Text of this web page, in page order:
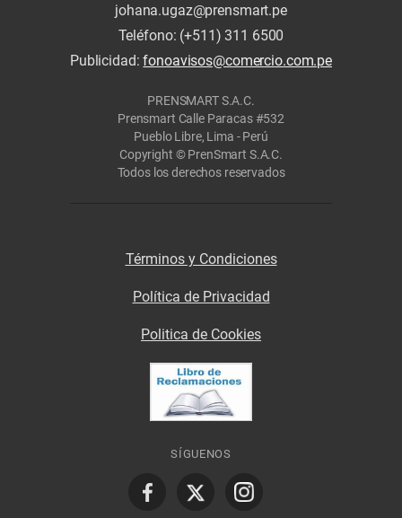
johana.ugaz@prensmart.pe
Teléfono: (+511) 311 6500
Publicidad:fonoavisos@comercio.com.pe
PRENSMART S.A.C.
Prensmart Calle Paracas #532
Pueblo Libre, Lima - Perú
Copyright © PrenSmart S.A.C.
Todos los derechos reservados
Términos y Condiciones
Política de Privacidad
Politica de Cookies
SÍGUENOS